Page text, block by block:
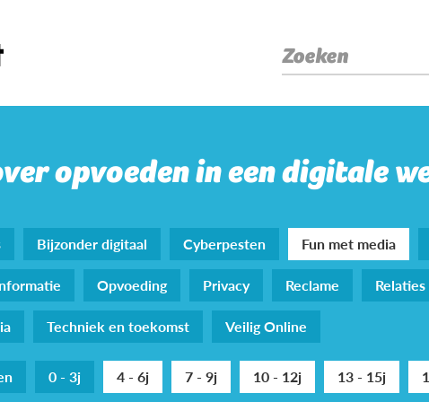
Zoeken
opvoeden in een digitale
Bijzonder digitaal Cyberpesten Fun met media
Opvoeding Privacy Reclame
Techniek en toekomst Veilig Online
0 - 3j 4 - 6j 7 - 9j 10 - 12j 13 - 15j